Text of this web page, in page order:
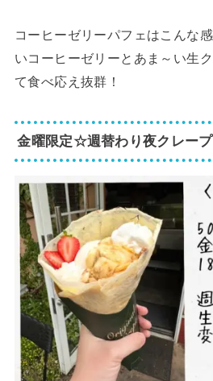
コーヒーゼリーパフェはこんな
いコーヒーゼリーとあま～い生
て食べ応え抜群！
金曜限定☆週替わり夜クレープ